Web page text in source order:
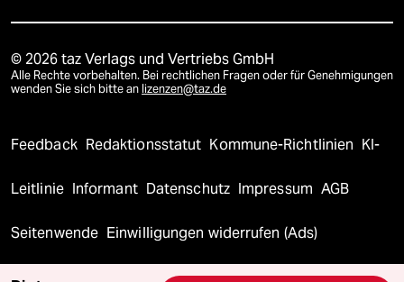
© 2026 taz Verlags und Vertriebs GmbH
Alle Rechte vorbehalten. Bei rechtlichen Fragen oder für Genehmigungen
wenden Sie sich bitte an lizenzen@taz.de
Feedback Redaktionsstatut Kommune-Richtlinien KI-
Leitlinie Informant Datenschutz Impressum AGB
Seitenwende Einwilligungen widerrufen (Ads)